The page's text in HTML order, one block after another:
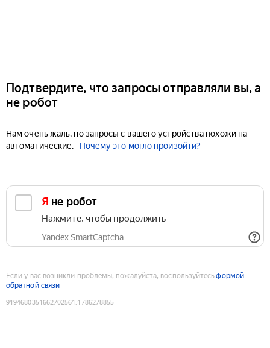
Подтвердите, что запросы отправляли вы, а
не робот
Нам очень жаль, но запросы с вашего устройства похожи на
автоматические.
Почему это могло произойти?
Я не робот
Нажмите, чтобы продолжить
Yandex SmartCaptcha
Если у вас возникли проблемы, пожалуйста, воспользуйтесьформой
обратной связи
9194680351662702561 :1786278855